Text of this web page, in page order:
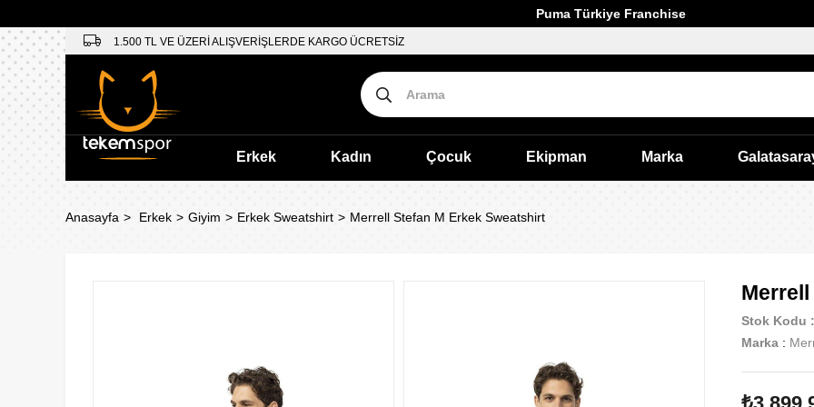
Puma Türkiye Franchise
1.500 TL VE ÜZERİ ALIŞVERİŞLERDE KARGO ÜCRETSİZ
Erkek Kadın Çocuk Ekipman Marka
Anasayfa Erkek Giyim Erkek Sweatshirt Merrell Stefan M Erkek Sweatshirt
Stok Kodu
Marka :